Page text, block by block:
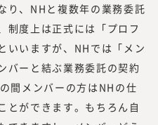
り、NHと複数年の業務委託
制度上は正式には「プロフ
いいますが、NHでは「メン
バーと結ぶ業務委託の契約
間メンバーの方はNHの仕
とができます。もちろん自